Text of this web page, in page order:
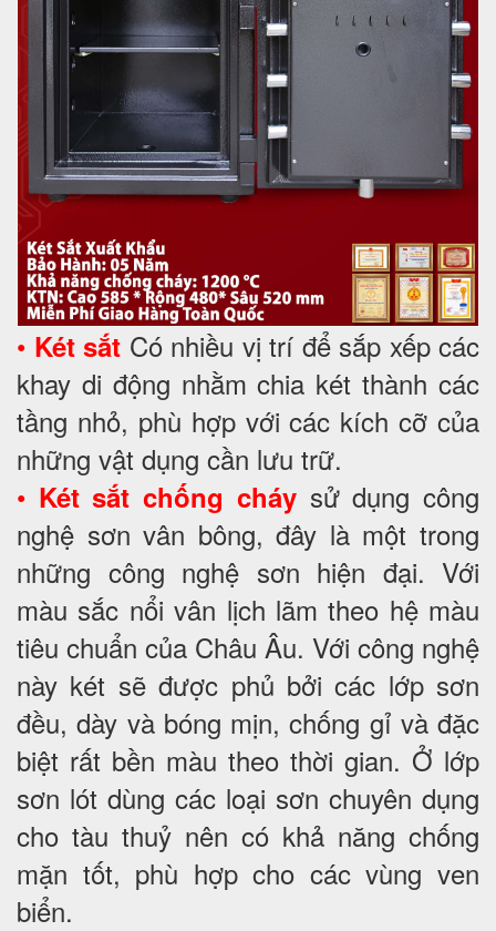
• Két sắt Có nhiều vị trí để sắp xếp các
khay di động nhằm chia két thành các
tầng nhỏ, phù hợp với các kích cỡ của
những vật dụng cần lưu trữ.
• Két sắt chống cháysử dụng công
nghệ sơn vân bông, đây là một trong
những công nghệ sơn hiện đại. Với
màu sắc nổi vân lịch lãm theo hệ màu
tiêu chuẩn của Châu Âu. Với công nghệ
này két sẽ được phủ bởi các lớp sơn
đều, dày và bóng mịn, chống gỉ và đặc
biệt rất bền màu theo thời gian. Ở lớp
sơn lót dùng các loại sơn chuyên dụng
cho tàu thuỷ nên có khả năng chống
mặn tốt, phù hợp cho các vùng ven
biển.